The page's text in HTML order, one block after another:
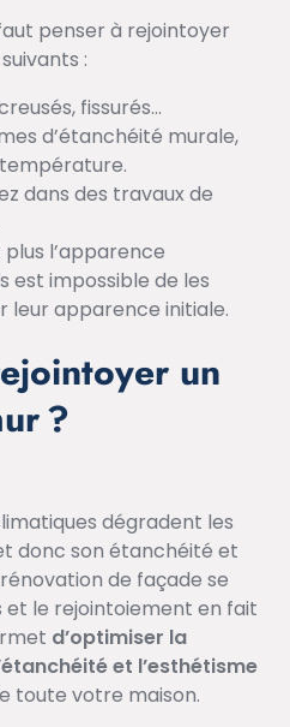
penser à rejointoyer
:
fissurés…
d’étanchéité murale,
dans des travaux de
plus l’apparence
est impossible de les
apparence initiale.
un
?
dégradent les
donc son étanchéité et
de façade se
et le rejointoiement en fait
d’optimiser la
et l’esthétisme
toute votre maison.